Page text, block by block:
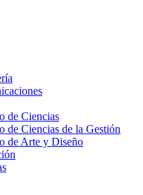
de Ciencias
de Ciencias de la Gestión
de Arte y Diseño